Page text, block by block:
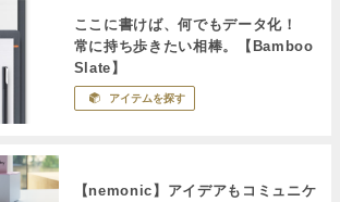
ここに書けば、何でもデータ化！
常に持ち歩きたい相棒。【Bamboo
Slate】
アイテムを探す
【nemonic】アイデアもコミュニケ